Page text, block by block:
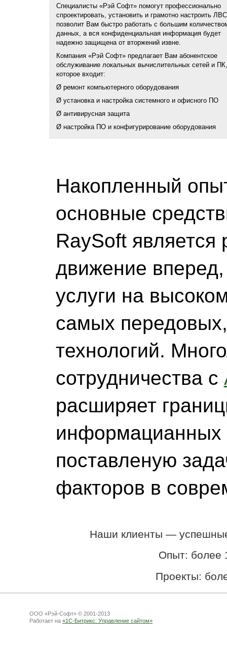
Специалисты «Рэй Софт» помогут профессионально
спроектировать, установить и грамотно настроить
позволит Вам быстро работать с большим
данных, а вся конфиденциальная информация будет
надежно защищена от вторжений извне.
Компания «Рэй Софт» предлагает Вам абонентское
обслуживание локальных вычислительных сетей и
которое входит:
Ø ремонт компьютерного оборудования
Ø установка и настройка системного и офисного ПО
Ø антивирусная защита
Ø настройка ПО и конфигурирование оборудования
Накопленный
основные
RaySoft является
движение вперед,
услуги на
самых
технологий.
сотрудничества с
расширяет
информацианных
поставленую
факторов в
Наши клиенты — успешные
Опыт: более
Проекты:
ООО «Рэй-Софт» © 2001-2013
Работает на «1С-Битрикс: Управление сайтом»